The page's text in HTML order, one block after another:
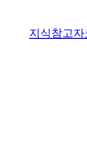
지식참고자